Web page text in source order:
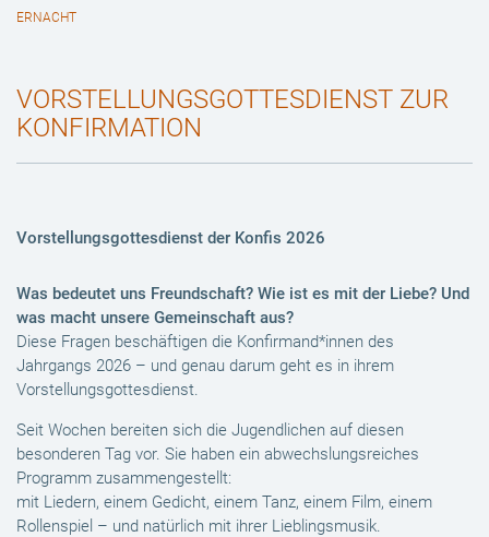
ERNACHT
VORSTELLUNGSGOTTESDIENST ZUR
KONFIRMATION
Vorstellungsgottesdienst der Konfis 2026
Was bedeutet uns Freundschaft? Wie ist es mit der Liebe? Und
was macht unsere Gemeinschaft aus?
Diese Fragen beschäftigen die Konfirmand*innen des
Jahrgangs 2026 – und genau darum geht es in ihrem
Vorstellungsgottesdienst.
Seit Wochen bereiten sich die Jugendlichen auf diesen
besonderen Tag vor. Sie haben ein abwechslungsreiches
Programm zusammengestellt:
mit Liedern, einem Gedicht, einem Tanz, einem Film, einem
Rollenspiel – und natürlich mit ihrer Lieblingsmusik.